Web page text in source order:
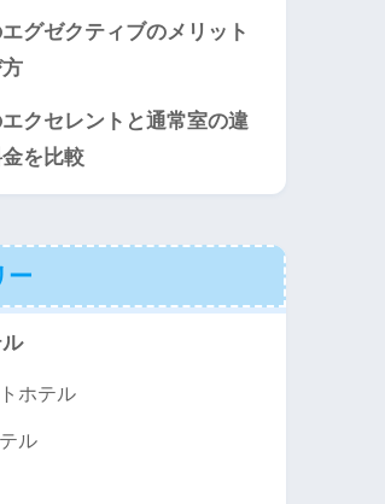
グゼクティブのメリット
方
クセレントと通常室の違
を比較
ー
ホテル
ル